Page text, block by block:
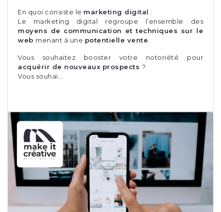
En quoi consiste le marketing digital :
Le marketing digital regroupe l’ensemble des
moyens de communication et techniques sur le
web menant à une potentielle vente.
Vous souhaitez booster votre notoriété pour
acquérir de nouveaux prospects ?
Vous souhai…